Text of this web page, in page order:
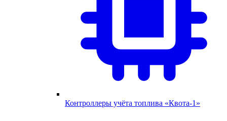
Контроллеры учёта топлива «Квота-1»